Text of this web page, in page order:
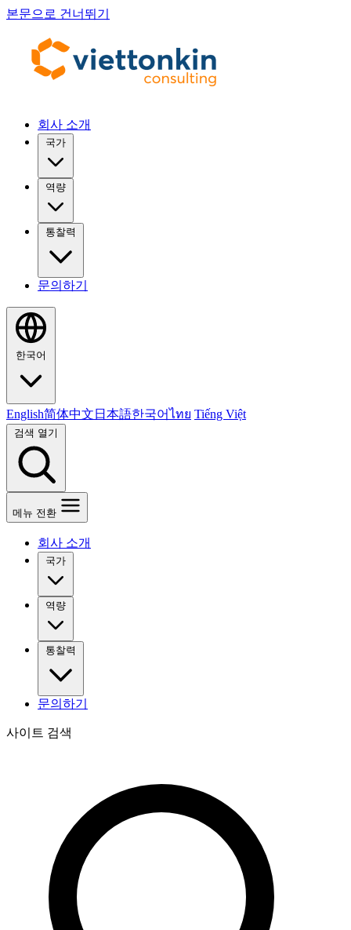
본문으로 건너뛰기
회사 소개
국가
역량
통찰력
문의하기
한국어
English简体中文 日本語한국어ไทย Tiếng Việt
검색 열기
메뉴 전환
회사 소개
국가
역량
통찰력
문의하기
사이트 검색